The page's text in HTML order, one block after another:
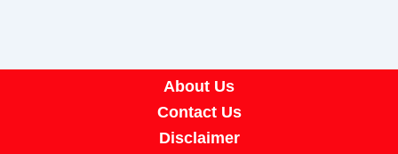
About Us
Contact Us
Disclaimer